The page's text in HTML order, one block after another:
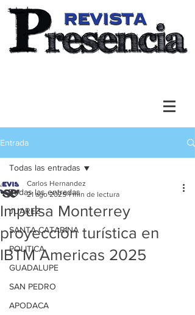
Entrada
Todas las entradas
JUAREZ
SANTA CATARINA
POLITICA
GUADALUPE
SAN PEDRO
APODACA
Todas las entradas
Impulsa Monterrey
proyección turística en
IBTM Americas 2025
Carlos Hernandez
21 ago 2025 1 min de lectura